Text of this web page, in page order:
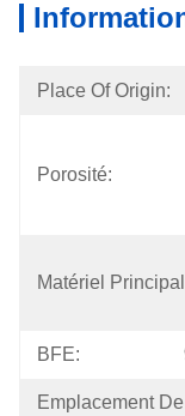
Place Of Origin:
Porosité:
Matériel
BFE:
Emplacement